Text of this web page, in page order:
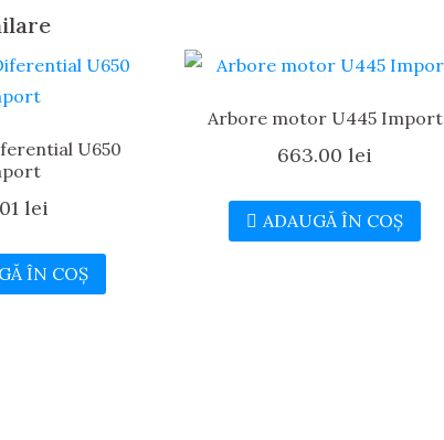
U650
lei
ÎN COȘ
Arbore motor U445 Import
663.00lei
ADAUGĂ ÎN COȘ